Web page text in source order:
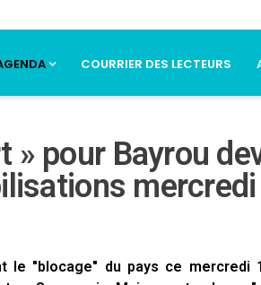
COURRIER DES LECTEURS
» pour Bayrou
mercredi
le "blocage" du pays ce mercredi